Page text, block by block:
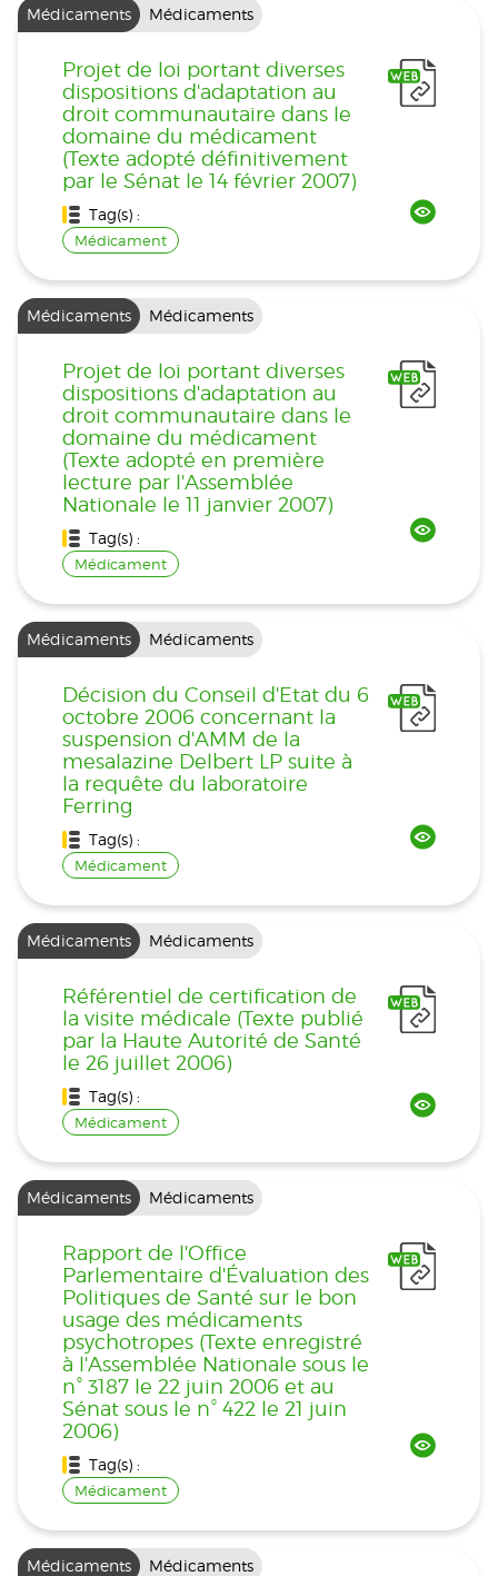
Médicaments Médicaments
Projet de loi portant diverses
dispositions d'adaptation au
droit communautaire dans le
domaine du médicament
(Texte adopté définitivement
par le Sénat le 14 février 2007)
Tag(s) :
Médicament
Médicaments Médicaments
Projet de loi portant diverses
dispositions d'adaptation au
droit communautaire dans le
domaine du médicament
(Texte adopté en première
lecture par l'Assemblée
Nationale le 11 janvier 2007)
Tag(s) :
Médicament
Médicaments Médicaments
Décision du Conseil d'Etat du 6
octobre 2006 concernant la
suspension d'AMM de la
mesalazine Delbert LP suite à
la requête du laboratoire
Ferring
Tag(s) :
Médicament
Médicaments Médicaments
Référentiel de certification de
la visite médicale (Texte publié
par la Haute Autorité de Santé
le 26 juillet 2006)
Tag(s) :
Médicament
Médicaments Médicaments
Rapport de l'Office
Parlementaire d'Évaluation des
Politiques de Santé sur le bon
usage des médicaments
psychotropes (Texte enregistré
à l'Assemblée Nationale sous le
n° 3187 le 22 juin 2006 et au
Sénat sous le n° 422 le 21 juin
2006)
Tag(s) :
Médicament
Médicaments Médicaments